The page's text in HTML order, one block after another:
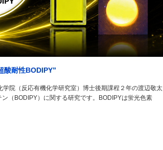
酸耐性BODIPY”
院（反応有機化学研究室）博士後期課程２年の渡辺敬太
（BODIPY）に関する研究です。BODIPYは蛍光色素